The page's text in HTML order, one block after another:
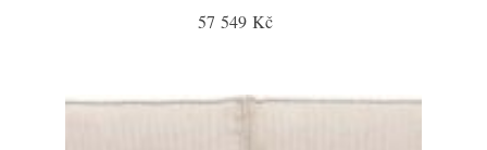
57 549 Kč